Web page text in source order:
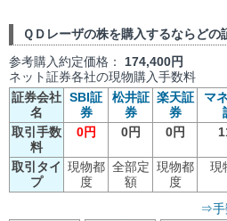
ＱＤレーザの株を購入するならどの
参考購入約定価格： 174,400円
ネット証券各社の現物購入手数料
証券会社
名
SBI証
券
松井証
券
楽天証
券
マ
取引手数
料
0円 0円 0円
取引タイ
プ
現物都
度
全部定
額
現物都
度
現
⇒手